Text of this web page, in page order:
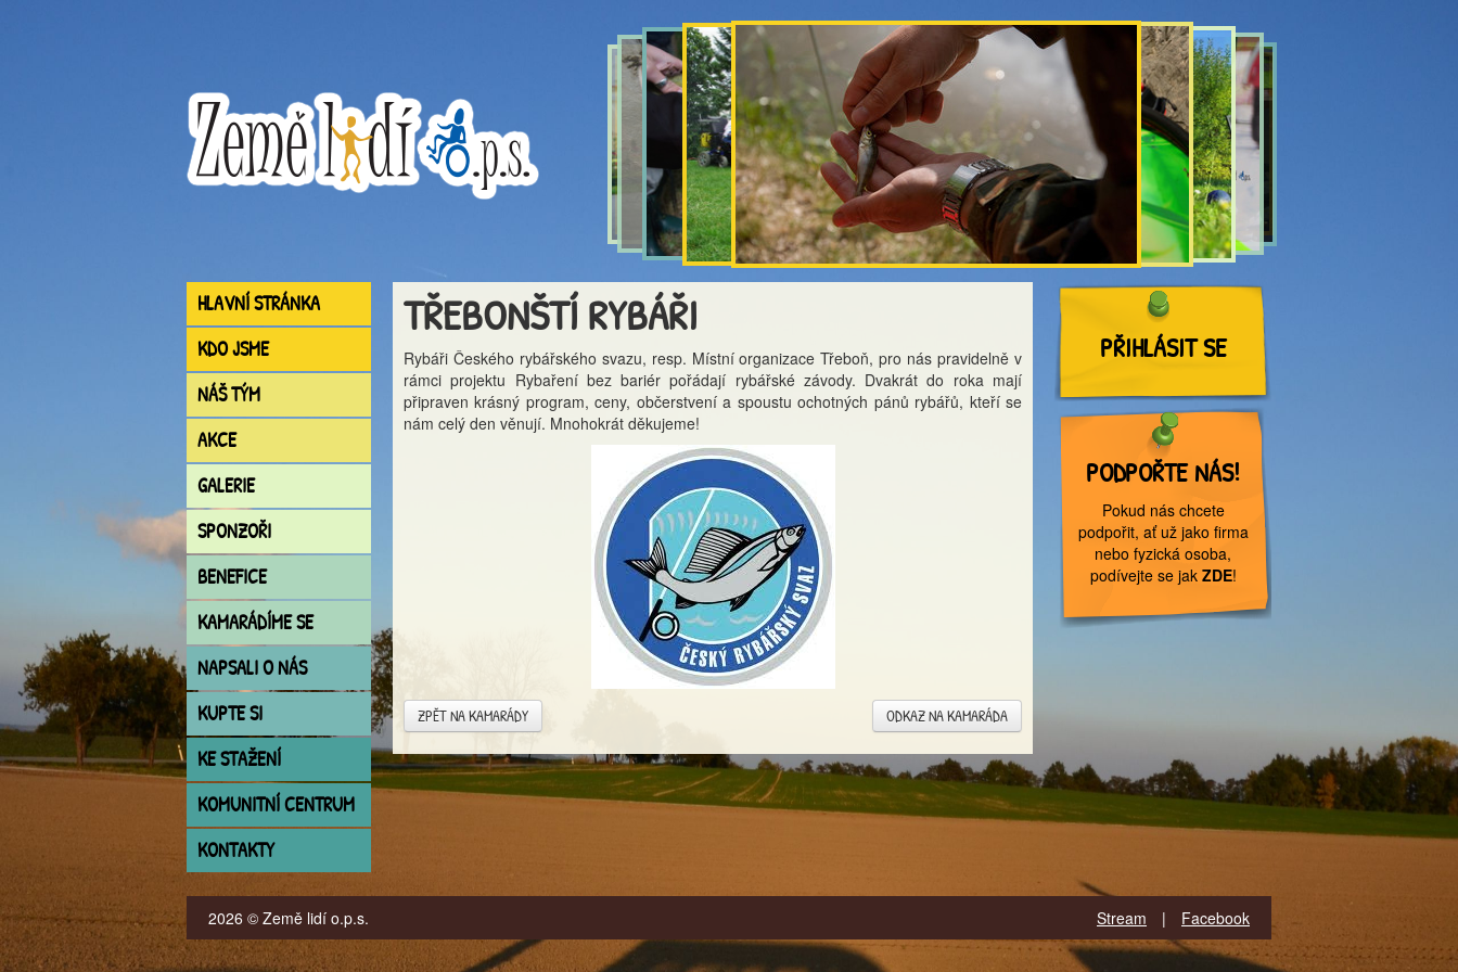
HLAVNÍ STRÁNKA
KDO JSME
NÁŠ TÝM
AKCE
GALERIE
SPONZOŘI
BENEFICE
KAMARÁDÍME SE
NAPSALI O NÁS
KUPTE SI
KE STAŽENÍ
KOMUNITNÍ CENTRUM
KONTAKTY
TŘEBONŠTÍ RYBÁŘI
Rybáři Českého rybářského svazu, resp. Místní organizace Třeboň, pro nás pravidelně v
rámci projektu Rybaření bez bariér pořádají rybářské závody. Dvakrát do roka mají
připraven krásný program, ceny, občerstvení a spoustu ochotných pánů rybářů, kteří se
nám celý den věnují. Mnohokrát děkujeme!
ZPĚT NA KAMARÁDY ODKAZ NA KAMARÁDA
PŘIHLÁSIT SE
PODPOŘTE NÁS!
Pokud nás chcete
podpořit, ať už jako firma
nebo fyzická osoba,
podívejte se jak ZDE!
2026 © Země lidí o.p.s. Stream | Facebook